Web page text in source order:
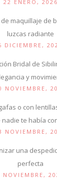
22 ENERO, 2026
de maquillaje de
luzcas radiante
DICIEMBRE,
Bridal de
y
NOVIEMBRE,
o con
nadie te había
NOVIEMBRE,
una
perfecta
NOVIEMBRE,